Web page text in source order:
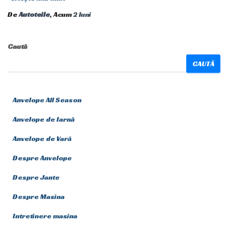
DeAutoteile, Acum2 luni
Caută
CAUTĂ
Anvelope All Season
Anvelope de Iarnă
Anvelope de Vară
Despre Anvelope
Despre Jante
Despre Masina
Intretinere masina